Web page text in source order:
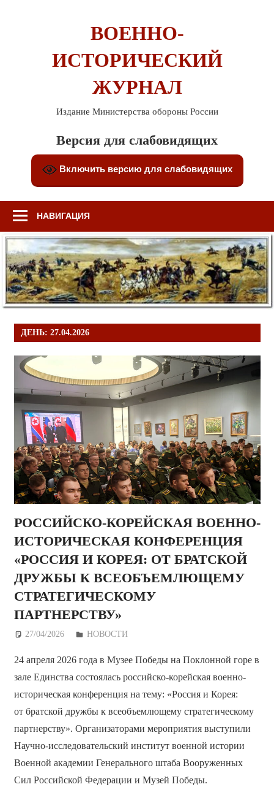
ВОЕННО-
ИСТОРИЧЕСКИЙ
ЖУРНАЛ
Издание Министерства обороны России
Версия для слабовидящих
Включить версию для слабовидящих
НАВИГАЦИЯ
ДЕНЬ: 27.04.2026
РОССИЙСКО-КОРЕЙСКАЯ ВОЕННО-
ИСТОРИЧЕСКАЯ КОНФЕРЕНЦИЯ
«РОССИЯ И КОРЕЯ: ОТ БРАТСКОЙ
ДРУЖБЫ К ВСЕОБЪЕМЛЮЩЕМУ
СТРАТЕГИЧЕСКОМУ
ПАРТНЕРСТВУ»
27/04/2026 Дежурный по Редакции
НОВОСТИ
24 апреля 2026 года в Музее Победы на Поклонной горе в
зале Единства состоялась российско-корейская военно-
историческая конференция на тему: «Россия и Корея:
от братской дружбы к всеобъемлющему стратегическому
партнерству». Организаторами мероприятия выступили
Научно-исследовательский институт военной истории
Военной академии Генерального штаба Вооруженных
Сил Российской Федерации и Музей Победы.